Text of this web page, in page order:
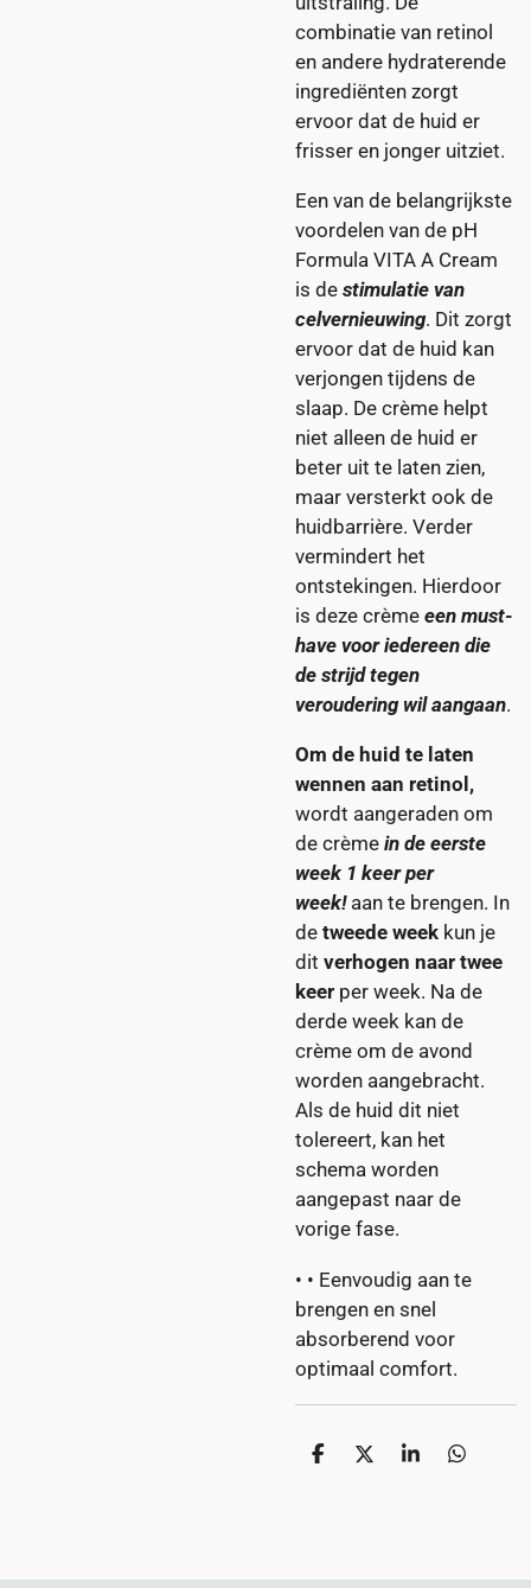
combinatie van retinol
en andere hydraterende
ingrediënten zorgt
ervoor dat de huid er
frisser en jonger uitziet.
Een van de belangrijkste
voordelen van de pH
Formula VITA A Cream
is de stimulatie van
celvernieuwing. Dit zorgt
ervoor dat de huid kan
verjongen tijdens de
slaap. De crème helpt
niet alleen de huid er
beter uit te laten zien,
maar versterkt ook de
huidbarrière. Verder
vermindert het
ontstekingen. Hierdoor
is deze crème een must-
have voor iedereen die
de strijd tegen
veroudering wil aangaan.
Om de huid te laten
wennen aan retinol,
wordt aangeraden om
de crème in de eerste
week 1 keer per
week!aan te brengen. In
de tweede week kun je
dit verhogen naar twee
keer per week. Na de
derde week kan de
crème om de avond
worden aangebracht.
Als de huid dit niet
tolereert, kan het
schema worden
aangepast naar de
vorige fase.
• • Eenvoudig aan te
brengen en snel
absorberend voor
optimaal comfort.
D
D
S
D